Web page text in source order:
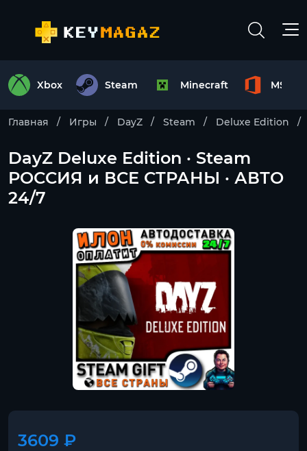
Xbox Steam Minecraft MS
Главная Игры DayZ Steam Deluxe Edition
DayZ Deluxe Edition · Steam
РОССИЯ и ВСЕ СТРАНЫ · АВТО
24/7
3609 ₽